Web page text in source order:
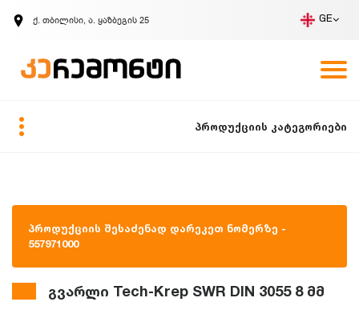
ქ. თბილისი, ა. ყაზბეგის 25 GE
ზარის მოთხოვნა
პროდუქციის კატეგორიები
პროდუქციის შესაძენად დარეკეთ ნომერზე -
557971000
გვარლი Tech-Krep SWR DIN 3055 8 მმ